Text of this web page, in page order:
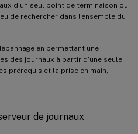
d’un seul point de terminaison ou
de rechercher dans l’ensemble du
en permettant une
des journaux à partir d’une seule
prérequis et la prise en main,
de journaux